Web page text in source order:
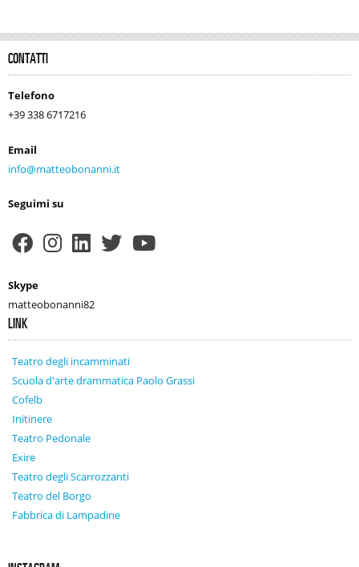
CONTATTI
Telefono
+39 338 6717216
Email
info@matteobonanni.it
Seguimi su
Skype
matteobonanni82
LINK
Teatro degli incamminati
Scuola d'arte drammatica Paolo Grassi
Cofelb
Initinere
Teatro Pedonale
Exire
Teatro degli Scarrozzanti
Teatro del Borgo
Fabbrica di Lampadine